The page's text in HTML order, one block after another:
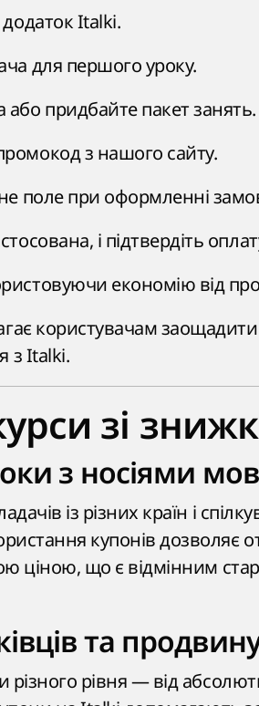
Italki.
для першого уроку.
придбайте пакет занять.
з нашого сайту.
поле при оформленні
і підтвердіть
економію від
користувачам
з Italki.
зі
з носіями
із різних країн і
купонів дозволяє
ціною, що є відмінним
та
різного рівня — від